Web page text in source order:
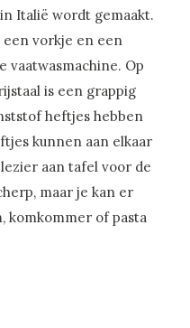
Italië wordt gemaakt.
een vorkje en een
vaatwasmachine. Op
is een grappig
heftjes hebben
kunnen aan elkaar
aan tafel voor de
maar je kan er
komkommer of pasta